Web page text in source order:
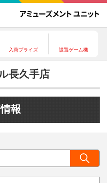
入荷プライズ 設置ゲーム機
長久手店
報